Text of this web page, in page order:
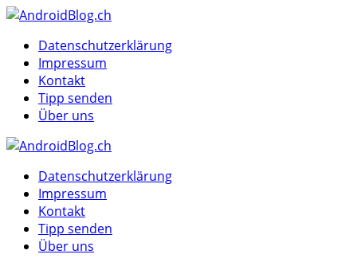
Menu
MenuDatenschutzerklärung
Impressum
Kontakt
Tipp senden
Über uns
Datenschutzerklärung
Impressum
Kontakt
Tipp senden
Über uns